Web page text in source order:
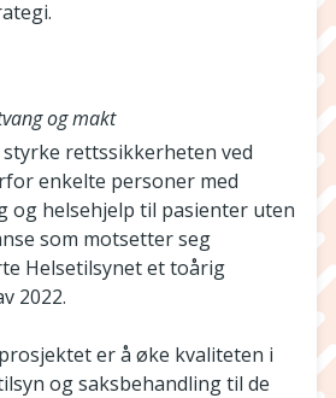
og makt
rettssikkerheten ved
enkelte personer med
og helsehjelp til pasienter uten
som motsetter seg
Helsetilsynet et toårig
2022.
er å øke kvaliteten i
og saksbehandling til de